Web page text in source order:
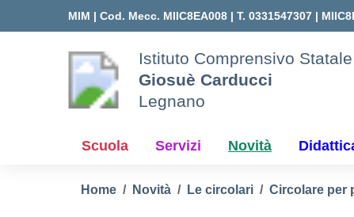
MIM | Cod. Mecc. MIIC8EA008 | T. 0331547307 |
Istituto Comprensivo Statale
Giosuè Carducci
Legnano
Scuola Servizi Novità
Home Novità Le circolari Circolare per